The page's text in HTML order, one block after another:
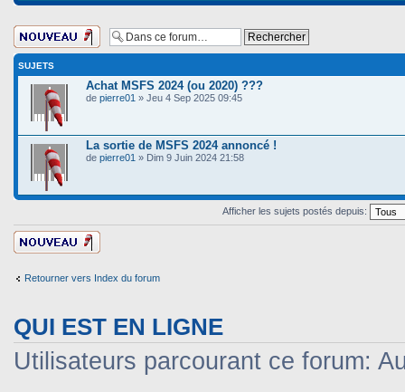
Ecrire un nouveau
sujet
SUJETS
Achat MSFS 2024 (ou 2020) ???
de pierre01 » Jeu 4 Sep 2025 09:45
La sortie de MSFS 2024 annoncé !
de pierre01 » Dim 9 Juin 2024 21:58
Afficher les sujets postés depuis:
Ecrire un nouveau
sujet
Retourner vers Index du forum
QUI EST EN LIGNE
Utilisateurs parcourant ce forum: